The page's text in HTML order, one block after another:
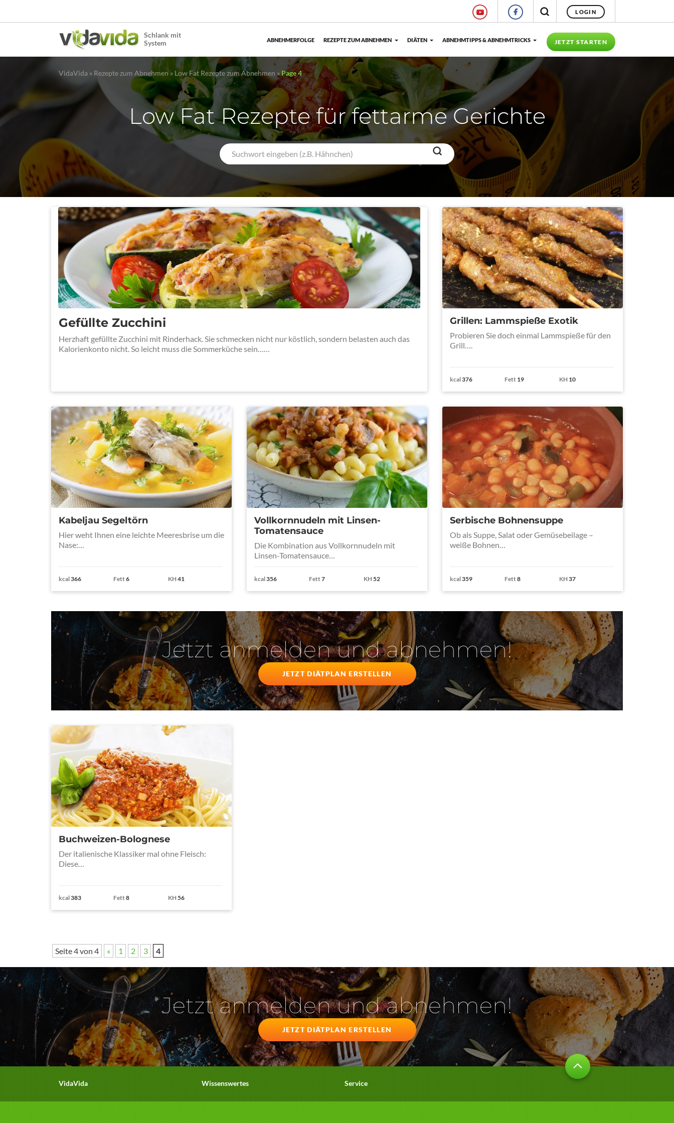
LOGIN
Schlank mit
System
JETZT STARTEN
ABNEHMERFOLGE REZEPTE ZUM ABNEHMEN DIÄTEN ABNEHMTIPPS & ABNEHMTRICKS
VidaVida » Rezepte zum Abnehmen» Low Fat Rezepte zum Abnehmen »Page 4
Low Fat Rezepte für fettarme Gerichte
Gefüllte Zucchini
Herzhaft gefüllte Zucchini mit Rinderhack. Sie schmecken nicht nur köstlich, sondern belasten auch das
Kalorienkonto nicht. So leicht muss die Sommerküche sein……
Grillen: Lammspieße Exotik
Probieren Sie doch einmal Lammspieße für den
Grill….
kcal376 Fett 19 KH 10
Kabeljau Segeltörn
Hier weht Ihnen eine leichte Meeresbrise um die
Nase:…
kcal366 Fett6 KH41
Vollkornnudeln mit Linsen-
Tomatensauce
Die Kombination aus Vollkornnudeln mit
Linsen-Tomatensauce…
kcal356 Fett7 KH52
Serbische Bohnensuppe
Ob als Suppe, Salat oder Gemüsebeilage –
weiße Bohnen…
kcal359 Fett8 KH37
Jetzt anmelden und abnehmen!
JETZT DIÄTPLAN ERSTELLEN
Buchweizen-Bolognese
Der italienische Klassiker mal ohne Fleisch:
Diese…
kcal383 Fett8 KH56
Seite 4 von 4 « 1 2 3 4
Jetzt anmelden und abnehmen!
JETZT DIÄTPLAN ERSTELLEN
VidaVida Wissenswertes Service